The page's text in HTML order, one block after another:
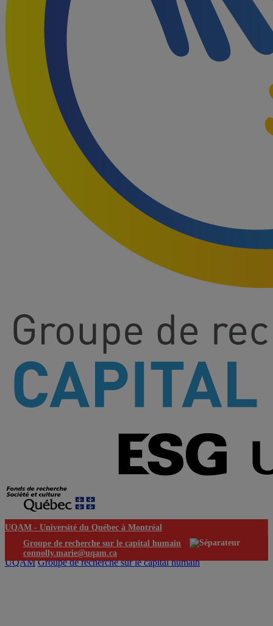
UQAM - Université du Québec à Montréal
Groupe de recherche sur le capital humain
connolly.marie@uqam.ca
UQAM Groupe de recherche sur le capital humain